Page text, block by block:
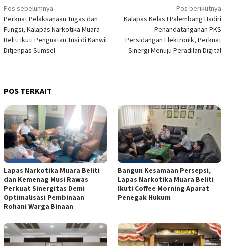
Navigasi
pos
Pos sebelumnya
Perkuat Pelaksanaan Tugas dan
Fungsi, Kalapas Narkotika Muara
Beliti Ikuti Penguatan Tusi di Kanwil
Ditjenpas Sumsel
Pos berikutnya
Kalapas Kelas I Palembang Hadiri
Penandatanganan PKS
Persidangan Elektronik, Perkuat
Sinergi Menuju Peradilan Digital
POS TERKAIT
Lapas Narkotika Muara Beliti
dan Kemenag Musi Rawas
Perkuat Sinergitas Demi
Optimalisasi Pembinaan
Rohani Warga Binaan
Bangun Kesamaan Persepsi,
Lapas Narkotika Muara Beliti
Ikuti Coffee Morning Aparat
Penegak Hukum